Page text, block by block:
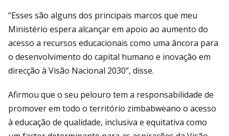
“Esses são alguns dos principais marcos que meu
Ministério espera alcançar em apoio ao aumento do
acesso a recursos educacionais como uma âncora para
o desenvolvimento do capital humano e inovação em
direcção à Visão Nacional 2030”, disse.
Afirmou que o seu pelouro tem a responsabilidade de
promover em todo o território zimbabweano o acesso
à educação de qualidade, inclusiva e equitativa como